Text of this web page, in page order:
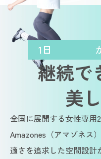
1日
継続で
美
全国に展開する女性専用
Amazones（アマゾネス
適さを追求した空間設計